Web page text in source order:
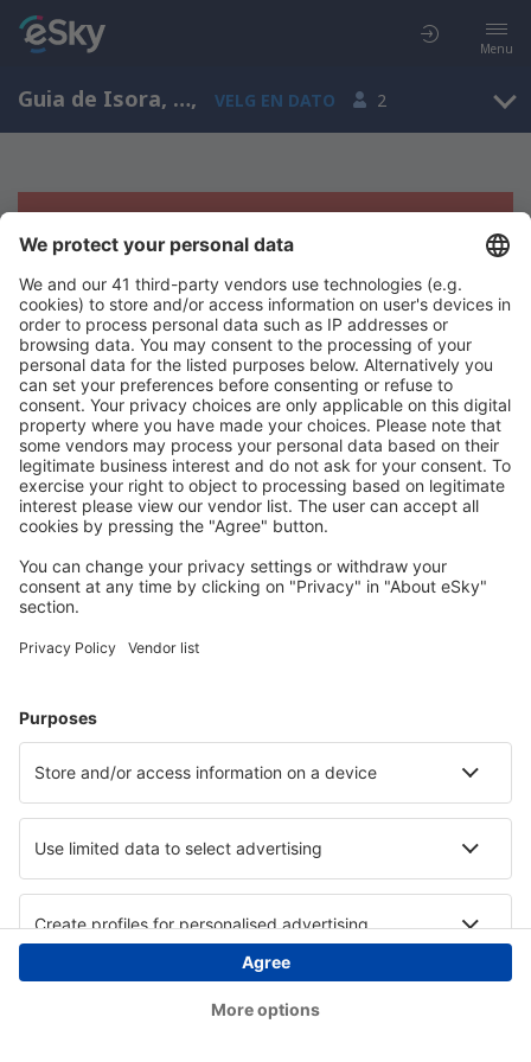
Menu
Guia de Isora, Kanariøyene, Spania, VELG EN DATO 2
Beklager, søket ga ingen resultater
Prøv å søk etter andre kriterier
Copyright © eSkyTravel.no. Alle rettigheter forbeholdt.